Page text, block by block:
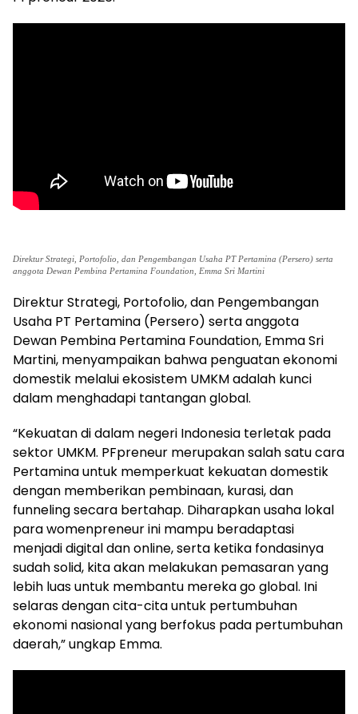
Direktur Strategi, Portofolio, dan Pengembangan Usaha PT Pertamina (Persero) serta
anggota Dewan Pembina Pertamina Foundation, Emma Sri Martini
Direktur Strategi, Portofolio, dan Pengembangan
Usaha PT Pertamina (Persero) serta anggota
Dewan Pembina Pertamina Foundation, Emma Sri
Martini, menyampaikan bahwa penguatan ekonomi
domestik melalui ekosistem UMKM adalah kunci
dalam menghadapi tantangan global.
“Kekuatan di dalam negeri Indonesia terletak pada
sektor UMKM. PFpreneur merupakan salah satu cara
Pertamina untuk memperkuat kekuatan domestik
dengan memberikan pembinaan, kurasi, dan
funneling secara bertahap. Diharapkan usaha lokal
para womenpreneur ini mampu beradaptasi
menjadi digital dan online, serta ketika fondasinya
sudah solid, kita akan melakukan pemasaran yang
lebih luas untuk membantu mereka go global. Ini
selaras dengan cita-cita untuk pertumbuhan
ekonomi nasional yang berfokus pada pertumbuhan
daerah,” ungkap Emma.